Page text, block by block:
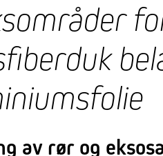
av rør og